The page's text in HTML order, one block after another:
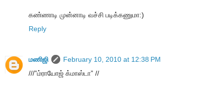
கண்ணாடி முன்னாடி வச்சி படிக்கணுமா:)
Reply
மணிஜி
February 10, 2010 at 12:38 PM
///”ம்ராயோஜ் க்மாஸ்டா” //